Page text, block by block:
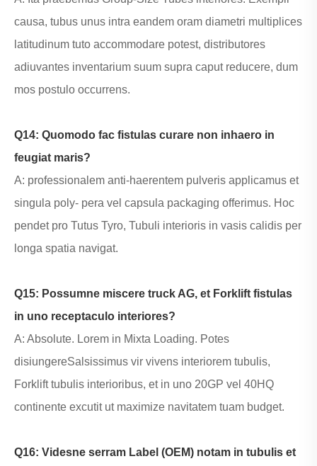
causa, tubus unus intra eandem oram diametri multiplices
latitudinum tuto accommodare potest, distributores
adiuvantes inventarium suum supra caput reducere, dum
mos postulo occurrens.
Q14: Quomodo fac fistulas curare non inhaero in
feugiat maris?
A: professionalem anti-haerentem pulveris applicamus et
singula poly- pera vel capsula packaging offerimus. Hoc
pendet pro Tutus Tyro, Tubuli interioris in vasis calidis per
longa spatia navigat.
Q15: Possumne miscere truck AG, et Forklift fistulas
in uno receptaculo interiores?
A: Absolute. Lorem in Mixta Loading. Potes
disiungereSalsissimus vir vivens interiorem tubulis,
Forklift tubulis interioribus, et in uno 20GP vel 40HQ
continente excutit ut maximize navitatem tuam budget.
Q16: Videsne serram Label (OEM) notam in tubulis et